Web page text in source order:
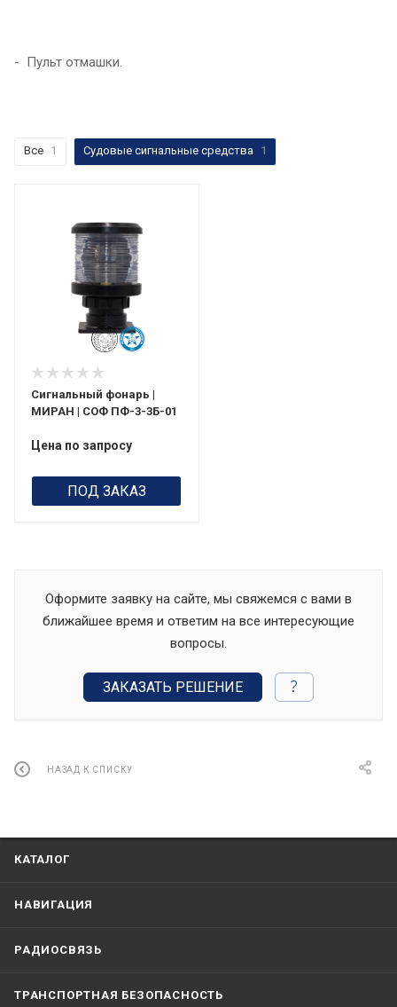
- Пульт отмашки.
Все 1 Судовые сигнальные средства 1
Сигнальный фонарь |
МИРАН | СОФ ПФ-3-3Б-01
Цена по запросу
ПОД ЗАКАЗ
Оформите заявку на сайте, мы свяжемся с вами в
ближайшее время и ответим на все интересующие
вопросы.
ЗАКАЗАТЬ РЕШЕНИЕ
НАЗАД К СПИСКУ
КАТАЛОГ
НАВИГАЦИЯ
РАДИОСВЯЗЬ
ТРАНСПОРТНАЯ БЕЗОПАСНОСТЬ